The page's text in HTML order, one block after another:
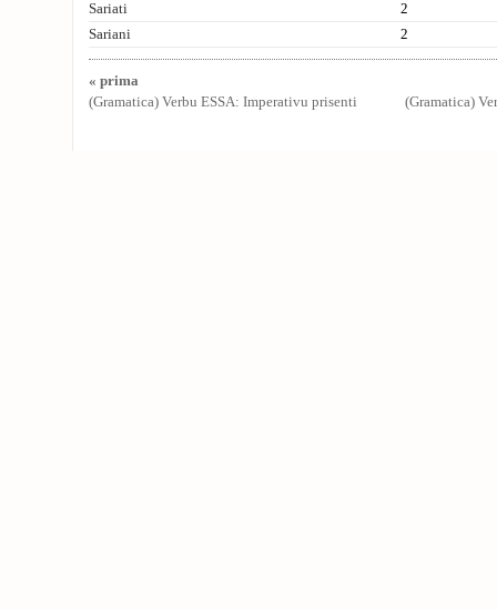
Sariati
2
Sariani
2
« prima
(Gramatica) Verbu ESSA: Imperativu prisenti
(Gramatica)